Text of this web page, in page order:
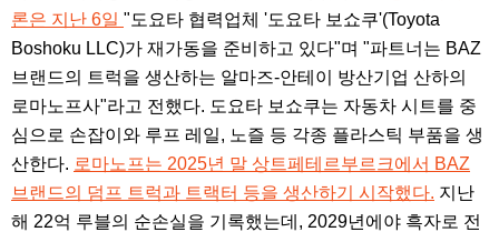
론은 지난 6일 "도요타 협력업체 '도요타 보쇼쿠'(Toyota
Boshoku LLC)가 재가동을 준비하고 있다"며 "파트너는 BAZ
브랜드의 트럭을 생산하는 알마즈-안테이 방산기업 산하의
로마노프사"라고 전했다. 도요타 보쇼쿠는 자동차 시트를 중
심으로 손잡이와 루프 레일, 노즐 등 각종 플라스틱 부품을 생
산한다. 로마노프는 2025년 말 상트페테르부르크에서 BAZ
브랜드의 덤프 트럭과 트랙터 등을 생산하기 시작했다. 지난
해 22억 루블의 순손실을 기록했는데, 2029년에야 흑자로 전